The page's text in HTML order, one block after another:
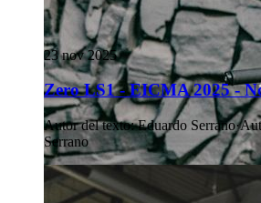
23 nov 2025
Zero LS1 - EICMA 2025 -
Autor del texto: Eduardo Serrano·
Serrano